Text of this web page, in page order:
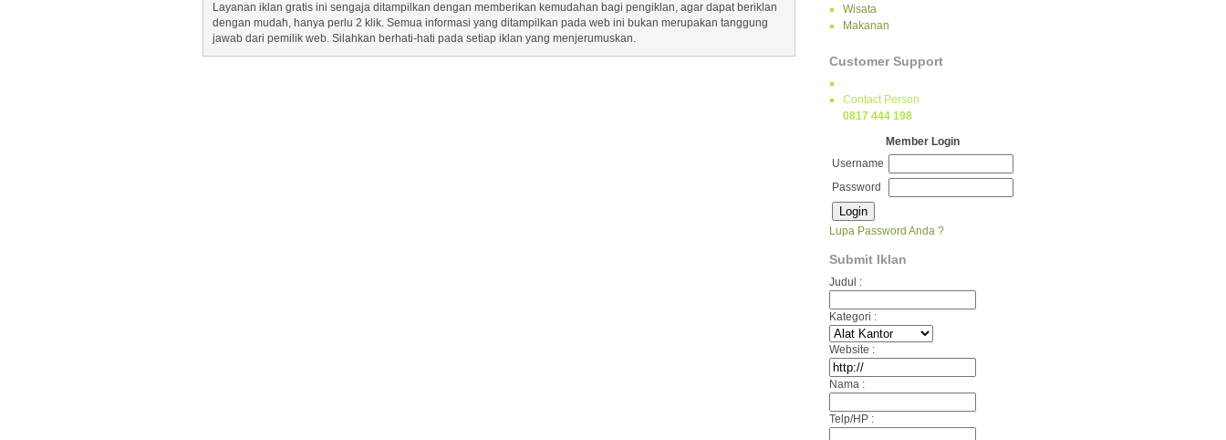
Wisata
Makanan
Customer Support
Contact Person
0817 444 198
Member Login
Username
Password
Lupa Password Anda ?
Submit Iklan
Judul :
Kategori :
Website :
Nama :
Telp/HP :
Layanan iklan gratis ini sengaja ditampilkan dengan memberikan kemudahan bagi pengiklan, agar dapat beriklan
dengan mudah, hanya perlu 2 klik. Semua informasi yang ditampilkan pada web ini bukan merupakan tanggung
jawab dari pemilik web. Silahkan berhati-hati pada setiap iklan yang menjerumuskan.